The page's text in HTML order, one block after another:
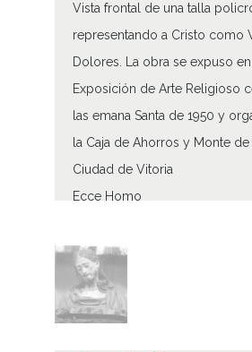
Vista frontal de una talla
representando a Cristo como
Dolores. La obra se expuso
Exposición de Arte Religioso
las emana Santa de 1950 y
la Caja de Ahorros y Monte
Ciudad de Vitoria
Ecce Homo
Tipo de contenido
Fotográfico
Características del